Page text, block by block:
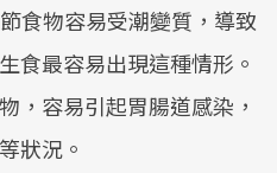
食物容易受潮變質，導致
食最容易出現這種情形。
，容易引起胃腸道感染，
等狀況。